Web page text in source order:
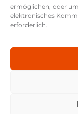
ermöglichen, oder
elektronisches
erforderlich.
Gabelsbergerstr.
+49 177 8563366